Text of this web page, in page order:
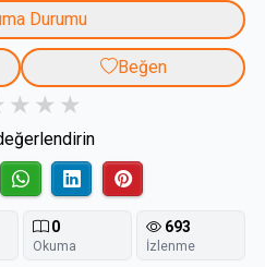
Durumu
Beğen
0
Okuma
693
İzlenme